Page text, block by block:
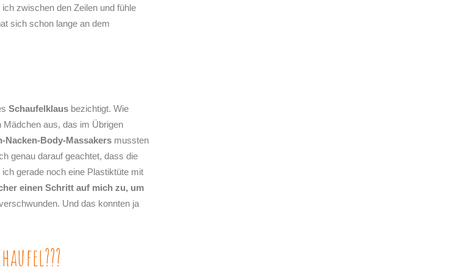
zwischen den Zeilen und fühle
sich schon lange an dem
Schaufelklaus bezichtigt. Wie
Mädchen aus, das im Übrigen
Nacken-Body-Massakers mussten
genau darauf geachtet, dass die
gerade noch eine Plastiktüte mit
einen Schritt auf mich zu, um
Und das konnten ja